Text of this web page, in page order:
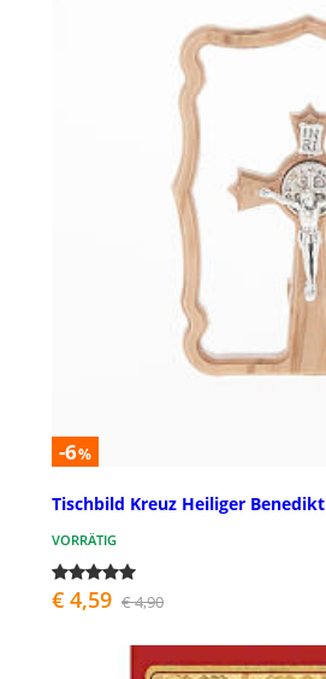
-6%
Tischbild Kreuz Heiliger Benedikt
VORRÄTIG
€ 4,59 € 4,90